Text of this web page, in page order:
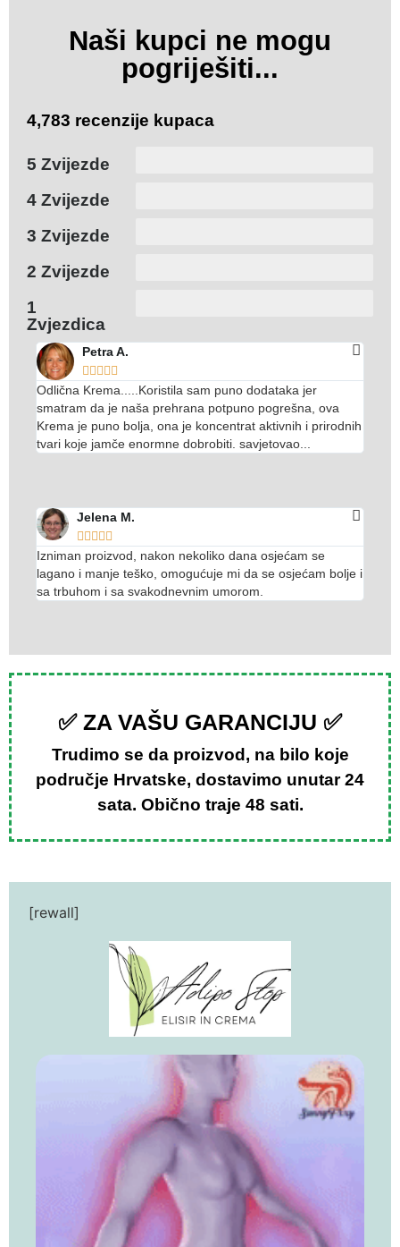
Naši kupci ne mogu
pogriješiti...
4,783 recenzije kupaca
5 Zvijezde
4 Zvijezde
3 Zvijezde
2 Zvijezde
1
Zvjezdica
Petra A.
    
Odlična Krema.....Koristila sam puno dodataka jer
smatram da je naša prehrana potpuno pogrešna, ova
Krema je puno bolja, ona je koncentrat aktivnih i prirodnih
tvari koje jamče enormne dobrobiti. savjetovao...
Jelena M.
    
Izniman proizvod, nakon nekoliko dana osjećam se
lagano i manje teško, omogućuje mi da se osjećam bolje i
sa trbuhom i sa svakodnevnim umorom.
✅ ZA VAŠU GARANCIJU ✅
Trudimo se da proizvod, na bilo koje
područje Hrvatske, dostavimo unutar 24
sata. Obično traje 48 sati.
[rewall]